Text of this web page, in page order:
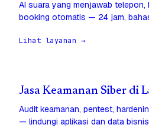
AI suara yang menjawab telepon,
booking otomatis — 24 jam,
Lihat layanan →
Jasa Keamanan Siber di
Audit keamanan, pentest,
— lindungi aplikasi dan data